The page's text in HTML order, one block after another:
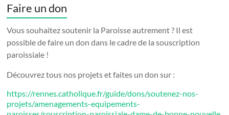
Faire un don
Vous souhaitez soutenir la Paroisse autrement ? Il est
possible de faire un don dans le cadre de la souscription
paroissiale !
Découvrez tous nos projets et faites un don sur :
https://rennes.catholique.fr/guide/dons/soutenez-nos-
projets/amenagements-equipements-